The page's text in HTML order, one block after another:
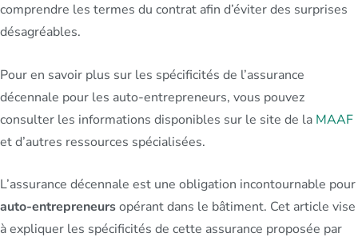
comprendre les termes du contrat afin d’éviter des surprises
désagréables.
Pour en savoir plus sur les spécificités de l’assurance
décennale pour les auto-entrepreneurs, vous pouvez
consulter les informations disponibles sur le site de la MAAF
et d’autres ressources spécialisées.
L’assurance décennale est une obligation incontournable pour
auto-entrepreneursopérant dans le bâtiment. Cet article vise
à expliquer les spécificités de cette assurance proposée par